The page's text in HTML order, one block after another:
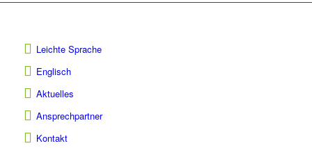
Leichte Sprache
Englisch
Aktuelles
Ansprechpartner
Kontakt